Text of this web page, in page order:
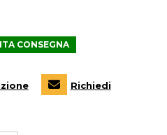
CONSEGNA
Richiedi